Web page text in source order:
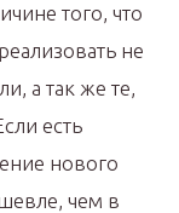
того, что
не
а так же те,
есть
нового
чем в